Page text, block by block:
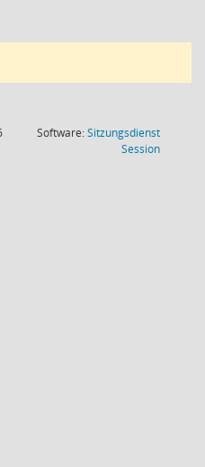
Software:Sitzungsdienst
Session(Wird in